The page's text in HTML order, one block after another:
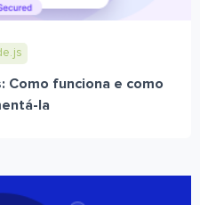
Como funciona e como
la